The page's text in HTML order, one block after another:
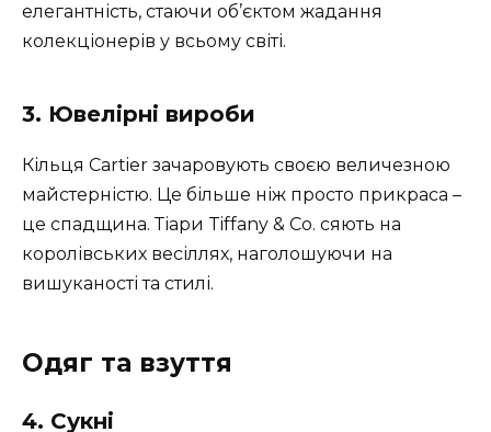
елегантність, стаючи об’єктом жадання
колекціонерів у всьому світі.
3. Ювелірні вироби
Кільця Cartier зачаровують своєю величезною
майстерністю. Це більше ніж просто прикраса –
це спадщина. Тіари Tiffany & Co. сяють на
королівських весіллях, наголошуючи на
вишуканості та стилі.
Одяг та взуття
4. Сукні